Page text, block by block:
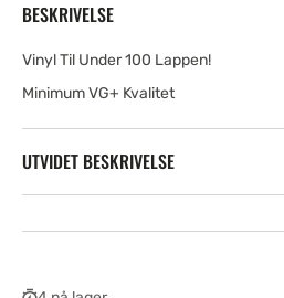
BESKRIVELSE
Vinyl Til Under 100 Lappen!
Minimum VG+ Kvalitet
UTVIDET BESKRIVELSE